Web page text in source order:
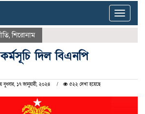
Toggle
,শিরোনাম
দিল বিএনপি
১৭ জানুয়ারী, ২০২৪ ৫২২ দেখা হয়েছে